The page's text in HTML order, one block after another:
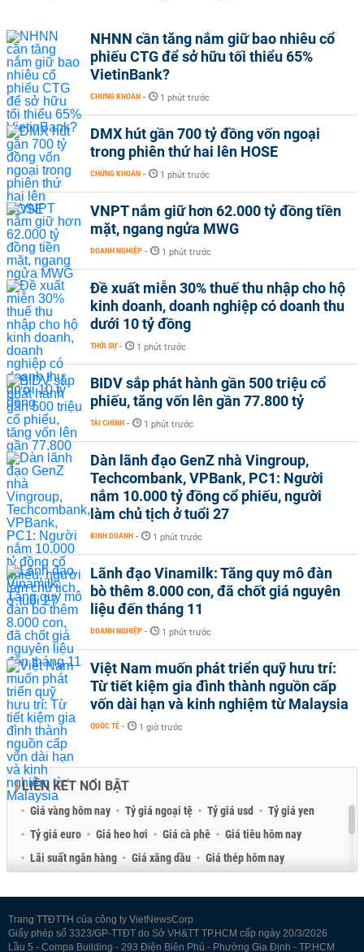
NHNN cần tăng nắm giữ bao nhiêu cổ
phiếu CTG để sở hữu tối thiểu 65%
VietinBank?
CHỨNG KHOÁN - 1 phút trước
DMX hút gần 700 tỷ đồng vốn ngoại
trong phiên thứ hai lên HOSE
CHỨNG KHOÁN - 1 phút trước
VNPT nắm giữ hơn 62.000 tỷ đồng tiền
mặt, ngang ngửa MWG
DOANH NGHIỆP - 1 phút trước
Đề xuất miễn 30% thuế thu nhập cho hộ
kinh doanh, doanh nghiệp có doanh thu
dưới 10 tỷ đồng
THỜI SỰ - 1 phút trước
BIDV sắp phát hành gần 500 triệu cổ
phiếu, tăng vốn lên gần 77.800 tỷ
TÀI CHÍNH - 1 phút trước
Dàn lãnh đạo GenZ nhà Vingroup,
Techcombank, VPBank, PC1: Người
nắm 10.000 tỷ đồng cổ phiếu, người
làm chủ tịch ở tuổi 27
KINH DOANH - 1 phút trước
Lãnh đạo Vinamilk: Tăng quy mô đàn
bò thêm 8.000 con, đã chốt giá nguyên
liệu đến tháng 11
DOANH NGHIỆP - 1 phút trước
Việt Nam muốn phát triển quỹ hưu trí:
Từ tiết kiệm gia đình thành nguồn cấp
vốn dài hạn và kinh nghiệm từ Malaysia
QUỐC TẾ - 1 giờ trước
LIÊN KẾT NỔI BẬT
Giá vàng hôm nay Tỷ giá ngoại tệ Tỷ giá usd
Tỷ giá yen
Tỷ giá euro
Giá heo hơi Giá cà phê
Giá tiêu hôm nay
Lãi suất ngân hàng
Giá xăng dầu
Giá thép hôm nay
Trang TTĐTTH của công ty VietNewsCorp
Giấy phép số 3323/GP-TTĐT do Sở VH&TT TP.HCM cấp ngày 20/3/2026
Lầu 5 - Compa Building - 293 Điện Biên Phủ - Phường Gia Định - TP.HCM